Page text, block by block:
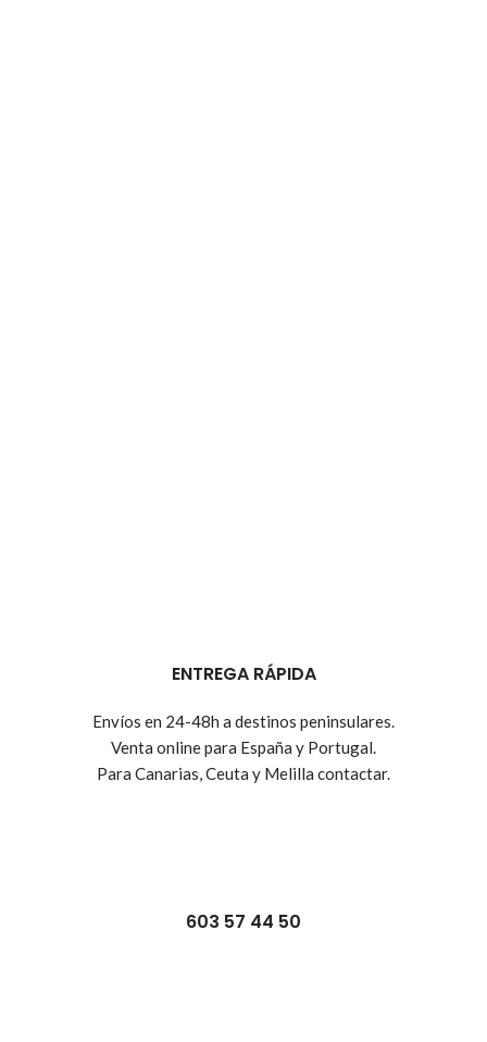
ENTREGA RÁPIDA
Envíos en 24-48h a destinos peninsulares.
Venta online para España y Portugal.
Para Canarias, Ceuta y Melilla contactar.
603 57 44 50